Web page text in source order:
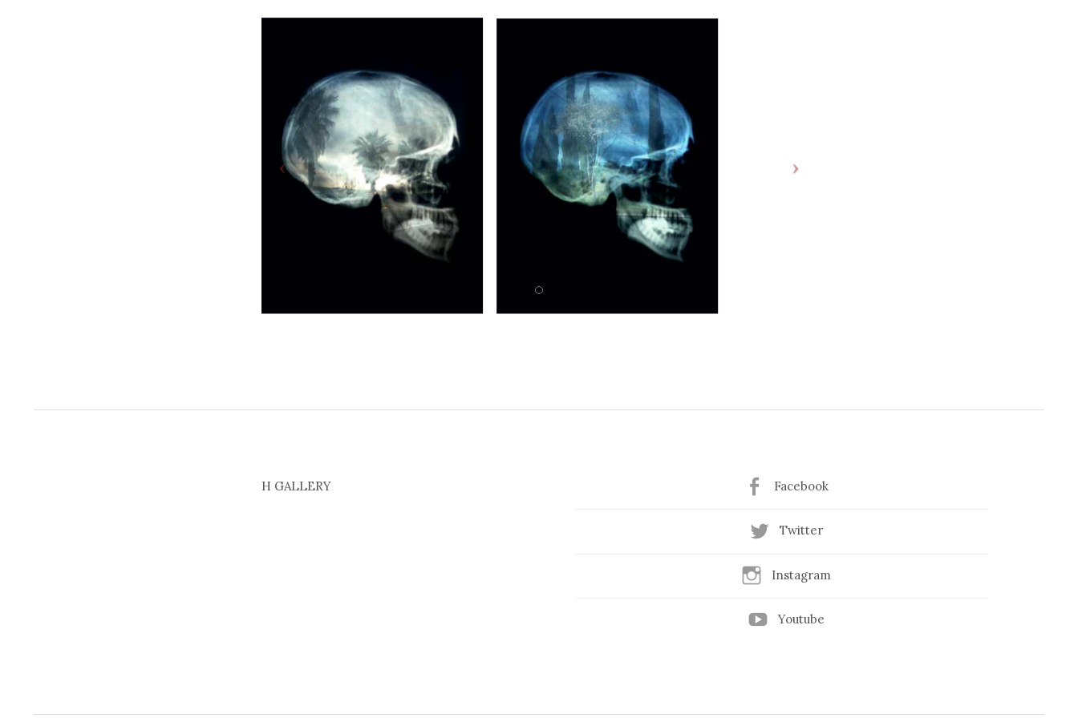
H GALLERY Facebook
Twitter
Instagram
Youtube